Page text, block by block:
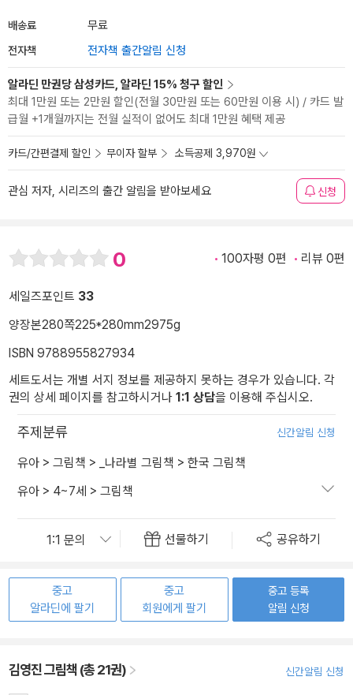
배송료 무료
전자책 전자책 출간알림 신청
알라딘 만권당 삼성카드, 알라딘 15% 청구 할인
최대 1만원 또는 2만원 할인(전월 30만원 또는 60만원 이용 시) / 카드 발
급월 +1개월까지는 전월 실적이 없어도 최대 1만원 혜택 제공
카드/간편결제 할인 무이자 할부 소득공제 3,970원
관심 저자, 시리즈의 출간 알림을 받아보세요 신청
0 100자평 0편 리뷰 0편
세일즈포인트 33
양장본280쪽225*280mm2975g
ISBN 9788955827934
세트도서는 개별 서지 정보를 제공하지 못하는 경우가 있습니다. 각
권의 상세 페이지를 참고하시거나 1:1 상담을 이용해 주십시오.
주제분류 신간알림 신청
유아 > 그림책 > _나라별 그림책 > 한국 그림책
유아 > 4~7세 > 그림책
선물하기 공유하기
중고
알라딘에 팔기
중고
회원에게 팔기
중고 등록
알림 신청
김영진 그림책 (총 21권) 신간알림 신청